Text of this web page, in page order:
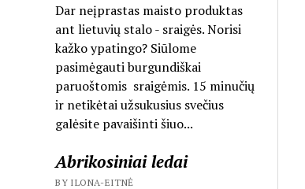
Dar neįprastas maisto produktas
ant lietuvių stalo - sraigės. Norisi
kažko ypatingo? Siūlome
pasimėgauti burgundiškai
paruoštomis sraigėmis. 15 minučių
ir netikėtai užsukusius svečius
galėsite pavaišinti šiuo...
Abrikosiniai ledai
BY ILONA-EITNĖ